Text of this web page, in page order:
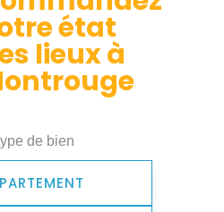
état
lieux à
de bien